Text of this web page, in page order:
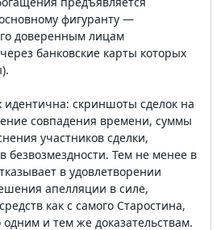
фигуранту —
доверенным лицам
банковские карты которых
идентична: скриншоты сделок на
совпадения времени, суммы
участников сделки,
безвозмездности. Тем не менее в
в удовлетворении
апелляции в силе,
как с самого Старостина,
одним и тем же доказательствам.